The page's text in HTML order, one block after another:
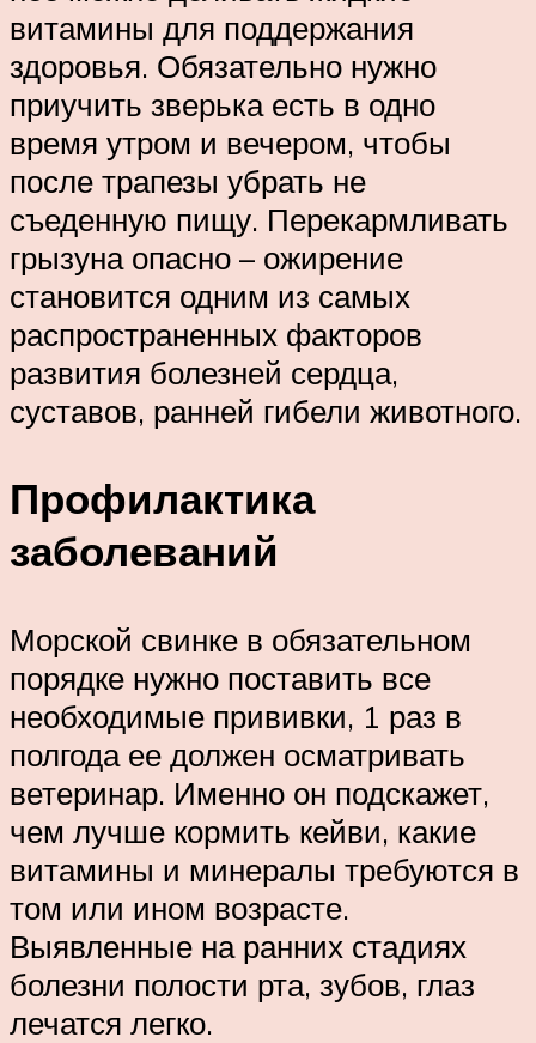
витамины для поддержания
здоровья. Обязательно нужно
приучить зверька есть в одно
время утром и вечером, чтобы
после трапезы убрать не
съеденную пищу. Перекармливать
грызуна опасно – ожирение
становится одним из самых
распространенных факторов
развития болезней сердца,
суставов, ранней гибели животного.
Профилактика
заболеваний
Морской свинке в обязательном
порядке нужно поставить все
необходимые прививки, 1 раз в
полгода ее должен осматривать
ветеринар. Именно он подскажет,
чем лучше кормить кейви, какие
витамины и минералы требуются в
том или ином возрасте.
Выявленные на ранних стадиях
болезни полости рта, зубов, глаз
лечатся легко.